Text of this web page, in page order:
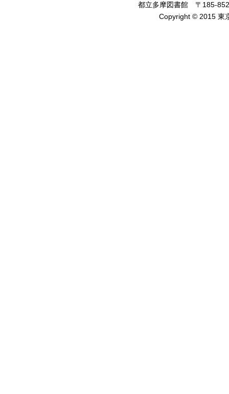
都立多摩図書館 〒185-
Copyright © 2015 東